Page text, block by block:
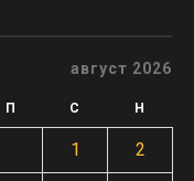
август 2026
П С Н
1 2